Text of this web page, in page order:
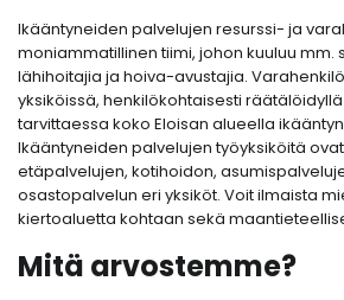
Ikääntyneiden palvelujen resurssi- ja
moniammatillinen tiimi, johon kuuluu mm.
lähihoitajia ja hoiva-avustajia.
yksiköissä, henkilökohtaisesti
tarvittaessa koko Eloisan alueella
Ikääntyneiden palvelujen työyksiköitä
etäpalvelujen, kotihoidon,
osastopalvelun eri yksiköt. Voit ilmaista
kiertoaluetta kohtaan sekä
Mitä arvostemme?